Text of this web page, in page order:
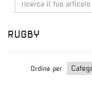
RUGBY
Ordina per